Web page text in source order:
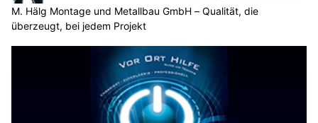
M. Hälg Montage und Metallbau GmbH – Qualität, die
überzeugt, bei jedem Projekt